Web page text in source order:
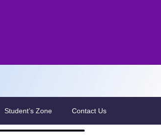
Student’s Zone Contact Us